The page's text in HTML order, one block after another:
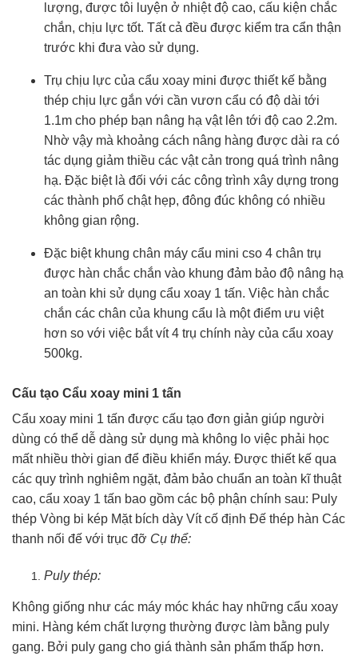
lượng, được tôi luyện ở nhiệt độ cao, cấu kiện chắc
chắn, chịu lực tốt. Tất cả đều được kiểm tra cẩn thận
trước khi đưa vào sử dụng.
Trụ chịu lực của cẩu xoay mini được thiết kế bằng
thép chịu lực gắn với cần vươn cẩu có độ dài tới
1.1m cho phép bạn nâng hạ vật lên tới độ cao 2.2m.
Nhờ vậy mà khoảng cách nâng hàng được dài ra có
tác dụng giảm thiều các vật cản trong quá trình nâng
hạ. Đặc biệt là đối với các công trình xây dựng trong
các thành phố chật hẹp, đông đúc không có nhiều
không gian rộng.
Đặc biệt khung chân máy cẩu mini cso 4 chân trụ
được hàn chắc chắn vào khung đảm bảo độ nâng hạ
an toàn khi sử dụng cẩu xoay 1 tấn. Việc hàn chắc
chắn các chân của khung cẩu là một điểm ưu việt
hơn so với việc bắt vít 4 trụ chính này của cẩu xoay
500kg.
Cấu tạo Cẩu xoay mini 1 tấn
Cẩu xoay mini 1 tấn được cấu tạo đơn giản giúp người
dùng có thể dễ dàng sử dụng mà không lo việc phải học
mất nhiều thời gian để điều khiển máy. Được thiết kế qua
các quy trình nghiêm ngặt, đảm bảo chuẩn an toàn kĩ thuật
cao, cẩu xoay 1 tấn bao gồm các bộ phận chính sau: Puly
thép Vòng bi kép Mặt bích dày Vít cố định Đế thép hàn Các
thanh nối đế với trục đỡ Cụ thể:
Puly thép:
Không giống như các máy móc khác hay những cẩu xoay
mini. Hàng kém chất lượng thường được làm bằng puly
gang. Bởi puly gang cho giá thành sản phẩm thấp hơn.